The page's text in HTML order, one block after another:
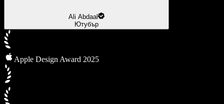
Ali Abdaal
Ютубър
Apple Design Award 2025